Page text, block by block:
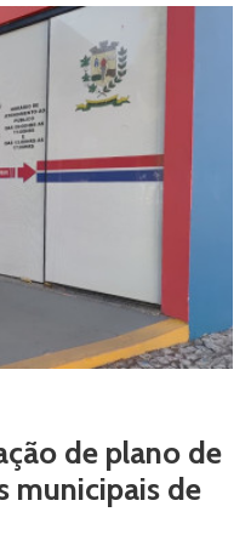
de plano de
municipais de